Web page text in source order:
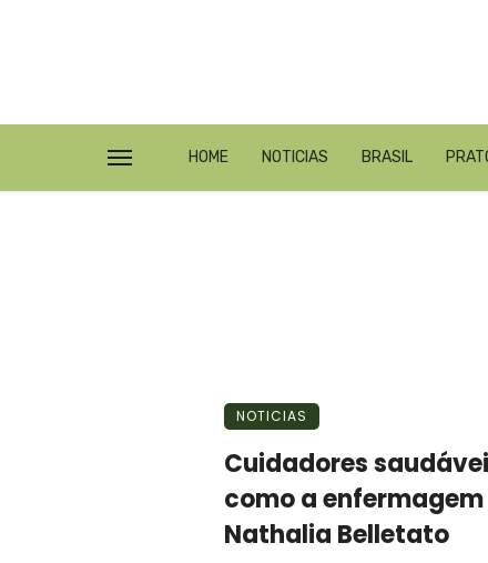
HOME NOTICIAS BRASIL
NOTICIAS
Cuidadores
como a
Nathalia Belletato